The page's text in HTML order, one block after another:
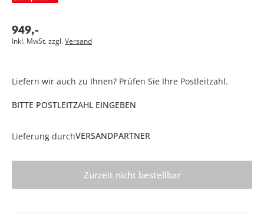
949,-
Inkl. MwSt. zzgl.Versand
Liefern wir auch zu Ihnen? Prüfen Sie Ihre Postleitzahl.
BITTE POSTLEITZAHL EINGEBEN
Lieferung durchVERSANDPARTNER
Zurzeit nicht bestellbar